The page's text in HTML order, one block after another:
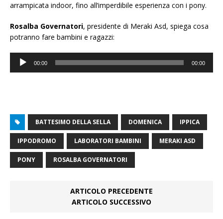
arrampicata indoor, fino all’imperdibile esperienza con i pony.
Rosalba Governatori, presidente di Meraki Asd, spiega cosa
potranno fare bambini e ragazzi:
Audio
Player
00:00 00:00
BATTESIMO DELLA SELLA DOMENICA IPPICA
IPPODROMO LABORATORI BAMBINI MERAKI ASD
PONY ROSALBA GOVERNATORI
ARTICOLO PRECEDENTE
ARTICOLO SUCCESSIVO